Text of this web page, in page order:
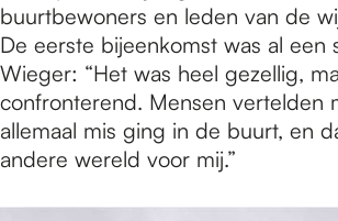
buurtbewoners en leden van de
De eerste bijeenkomst was al een
Wieger: “Het was heel gezellig,
confronterend. Mensen vertelden
allemaal mis ging in de buurt, en
andere wereld voor mij.”